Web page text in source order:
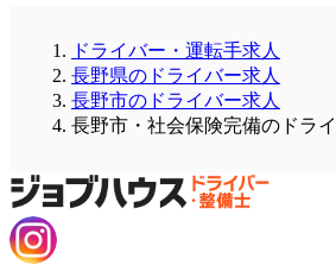
ドライバー・運転手求人
長野県のドライバー求人
長野市のドライバー求人
長野市・社会保険完備のドラ